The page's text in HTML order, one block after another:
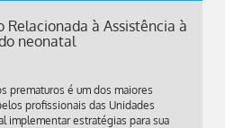
Relacionada à Assistência à
neonatal
prematuros é um dos maiores
profissionais das Unidades
implementar estratégias para sua